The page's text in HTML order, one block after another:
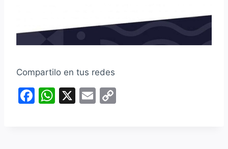
Compartilo en tus redes
F
W X
E